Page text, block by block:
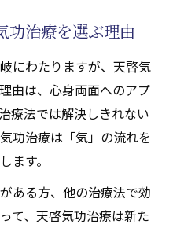
功治療を選ぶ理由
にわたりますが、天啓気
由は、心身両面へのアプ
療法では解決しきれない
功治療は「気」の流れを
ます。
ある方、他の治療法で効
て、天啓気功治療は新た